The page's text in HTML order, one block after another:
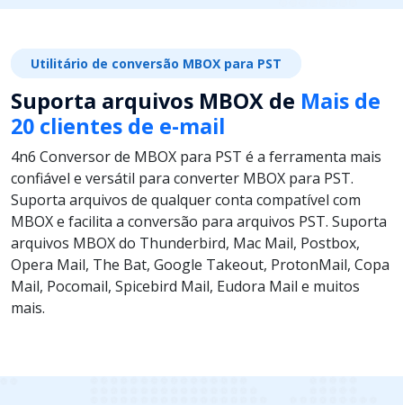
Utilitário de conversão MBOX para PST
Suporta arquivos MBOX de Mais de
20 clientes de e-mail
4n6 Conversor de MBOX para PST é a ferramenta mais
confiável e versátil para converter MBOX para PST.
Suporta arquivos de qualquer conta compatível com
MBOX e facilita a conversão para arquivos PST. Suporta
arquivos MBOX do Thunderbird, Mac Mail, Postbox,
Opera Mail, The Bat, Google Takeout, ProtonMail, Copa
Mail, Pocomail, Spicebird Mail, Eudora Mail e muitos
mais.